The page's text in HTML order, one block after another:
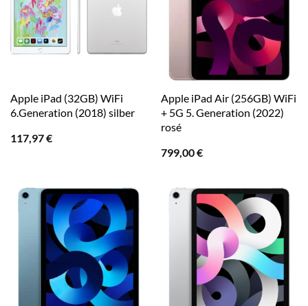
Apple iPad (32GB) WiFi
6.Generation (2018) silber
117,97€
Apple iPad Air (256GB) WiFi
+ 5G 5. Generation (2022)
rosé
799,00€